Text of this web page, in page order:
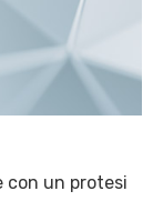
con un protesi